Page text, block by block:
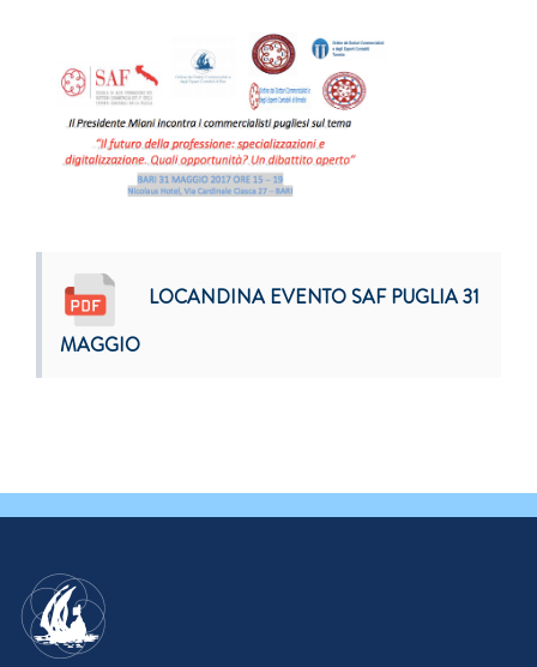
LOCANDINA EVENTO SAF PUGLIA 31
MAGGIO